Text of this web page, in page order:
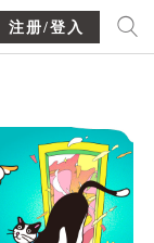
注册/登入